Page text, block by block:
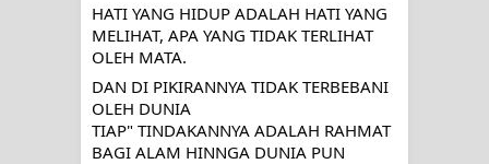
Wusul kepada Allah
Hati dan dua sayap
MUKASYAFAH MENURUT AHL AL-
SUNNAH WAL JAMA'AH: BUKAN
HATI YANG HIDUP ADALAH HATI YANG
MELIHAT, APA YANG TIDAK TERLIHAT
OLEH MATA.
DAN DI PIKIRANNYA TIDAK TERBEBANI
OLEH DUNIA
TIAP" TINDAKANNYA ADALAH RAHMAT
BAGI ALAM HINNGA DUNIA PUN